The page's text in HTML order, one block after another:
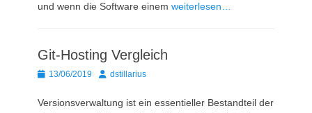
und wenn die Software einem weiterlesen…
Git-Hosting Vergleich
Posted13/06/2019 Autordstillarius
Versionsverwaltung ist ein essentieller Bestandteil der